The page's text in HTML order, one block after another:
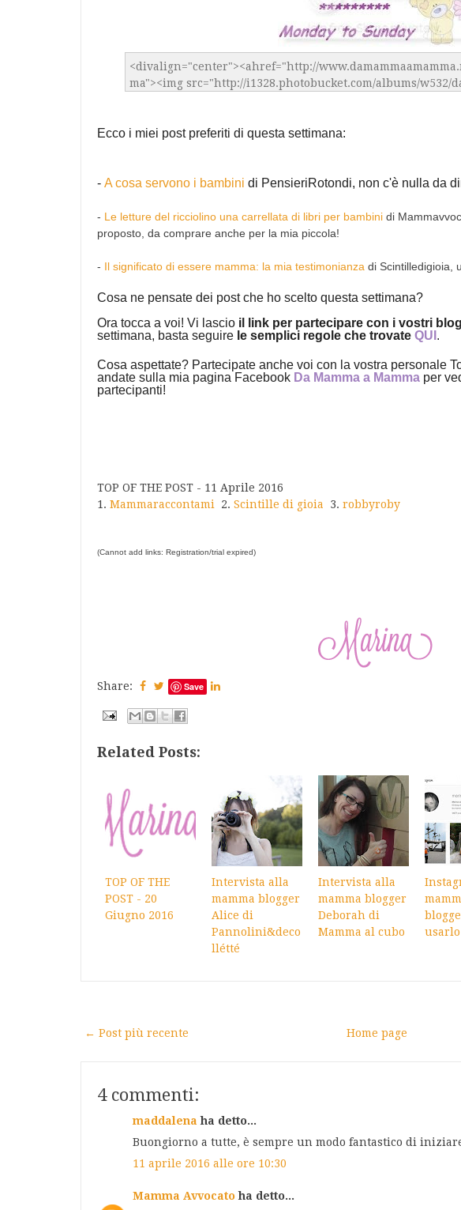
Ecco i miei post preferiti di questa settimana:
- A cosa servono i bambini di PensieriRotondi, non c'è nulla da
- Le letture del ricciolino una carrellata di libri per bambini di
proposto, da comprare anche per la mia piccola!
- Il significato di essere mamma: la mia testimonianza di Scintilledigioia,
Cosa ne pensate dei post che ho scelto questa settimana?
Ora tocca a voi! Vi lascio il link per partecipare con i vostri blog
settimana, basta seguire le semplici regole che trovate QUI .
Cosa aspettate? Partecipate anche voi con la vostra personale
andate sulla mia pagina Facebook Da Mamma a Mamma per
partecipanti!
TOP OF THE POST - 11 Aprile 2016
1. Mammaraccontami 2. Scintille di gioia 3. robbyroby
(Cannot add links: Registration/trial expired)
Share: Save
Related Posts:
TOP OF THE
POST - 20
Giugno 2016
Intervista alla
mamma blogger
Alice di
Pannolini&deco
llétté
Intervista alla
mamma blogger
Deborah di
Mamma al cubo
← Post più recente Home page
4 commenti:
maddalena ha detto...
Buongiorno a tutte, è sempre un modo fantastico di
11 aprile 2016 alle ore 10:30
Mamma Avvocatoha detto...